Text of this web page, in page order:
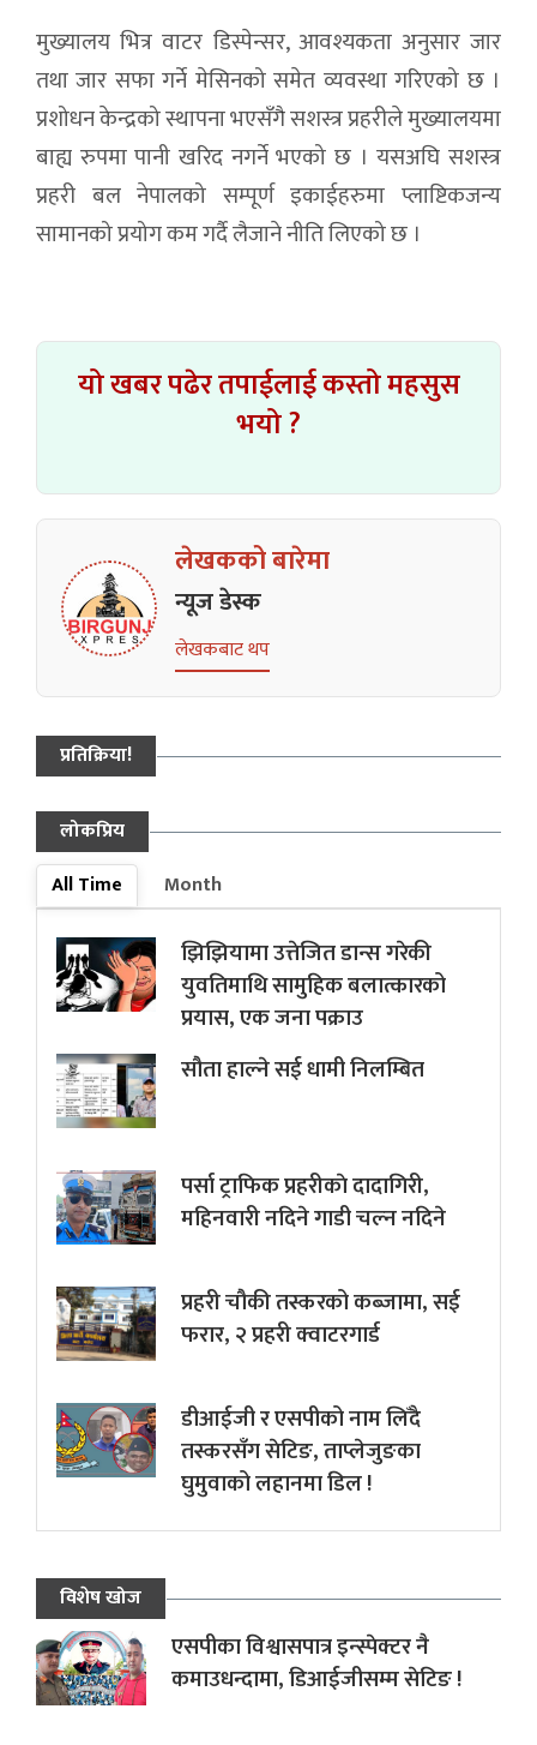
मुख्यालय भित्र वाटर डिस्पेन्सर, आवश्यकता अनुसार जार
तथा जार सफा गर्ने मेसिनको समेत व्यवस्था गरिएको छ ।
प्रशोधन केन्द्रको स्थापना भएसँगै सशस्त्र प्रहरीले मुख्यालयमा
बाह्य रुपमा पानी खरिद नगर्ने भएको छ । यसअघि सशस्त्र
प्रहरी बल नेपालको सम्पूर्ण इकाईहरुमा प्लाष्टिकजन्य
सामानको प्रयोग कम गर्दै लैजाने नीति लिएको छ ।
यो खबर पढेर तपाईलाई कस्तो महसुस
भयो ?
लेखकको बारेमा
न्यूज डेस्क
लेखकबाट थप
प्रतिक्रिया!
लोकप्रिय
All Time
Month
झिझियामा उत्तेजित डान्स गरेकी
युवतिमाथि सामुहिक बलात्कारको
प्रयास, एक जना पक्राउ
सौता हाल्ने सई धामी निलम्बित
पर्सा ट्राफिक प्रहरीकाे दादागिरी,
महिनवारी नदिने गाडी चल्न नदिने
प्रहरी चौकी तस्करको कब्जामा, सई
फरार, २ प्रहरी क्वाटरगार्ड
डीआईजी र एसपीको नाम लिँदै
तस्करसँग सेटिङ, ताप्लेजुङका
घुमुवाको लहानमा डिल !
विशेष खोज
एसपीका विश्वासपात्र इन्स्पेक्टर नै
कमाउधन्दामा, डिआईजीसम्म सेटिङ !